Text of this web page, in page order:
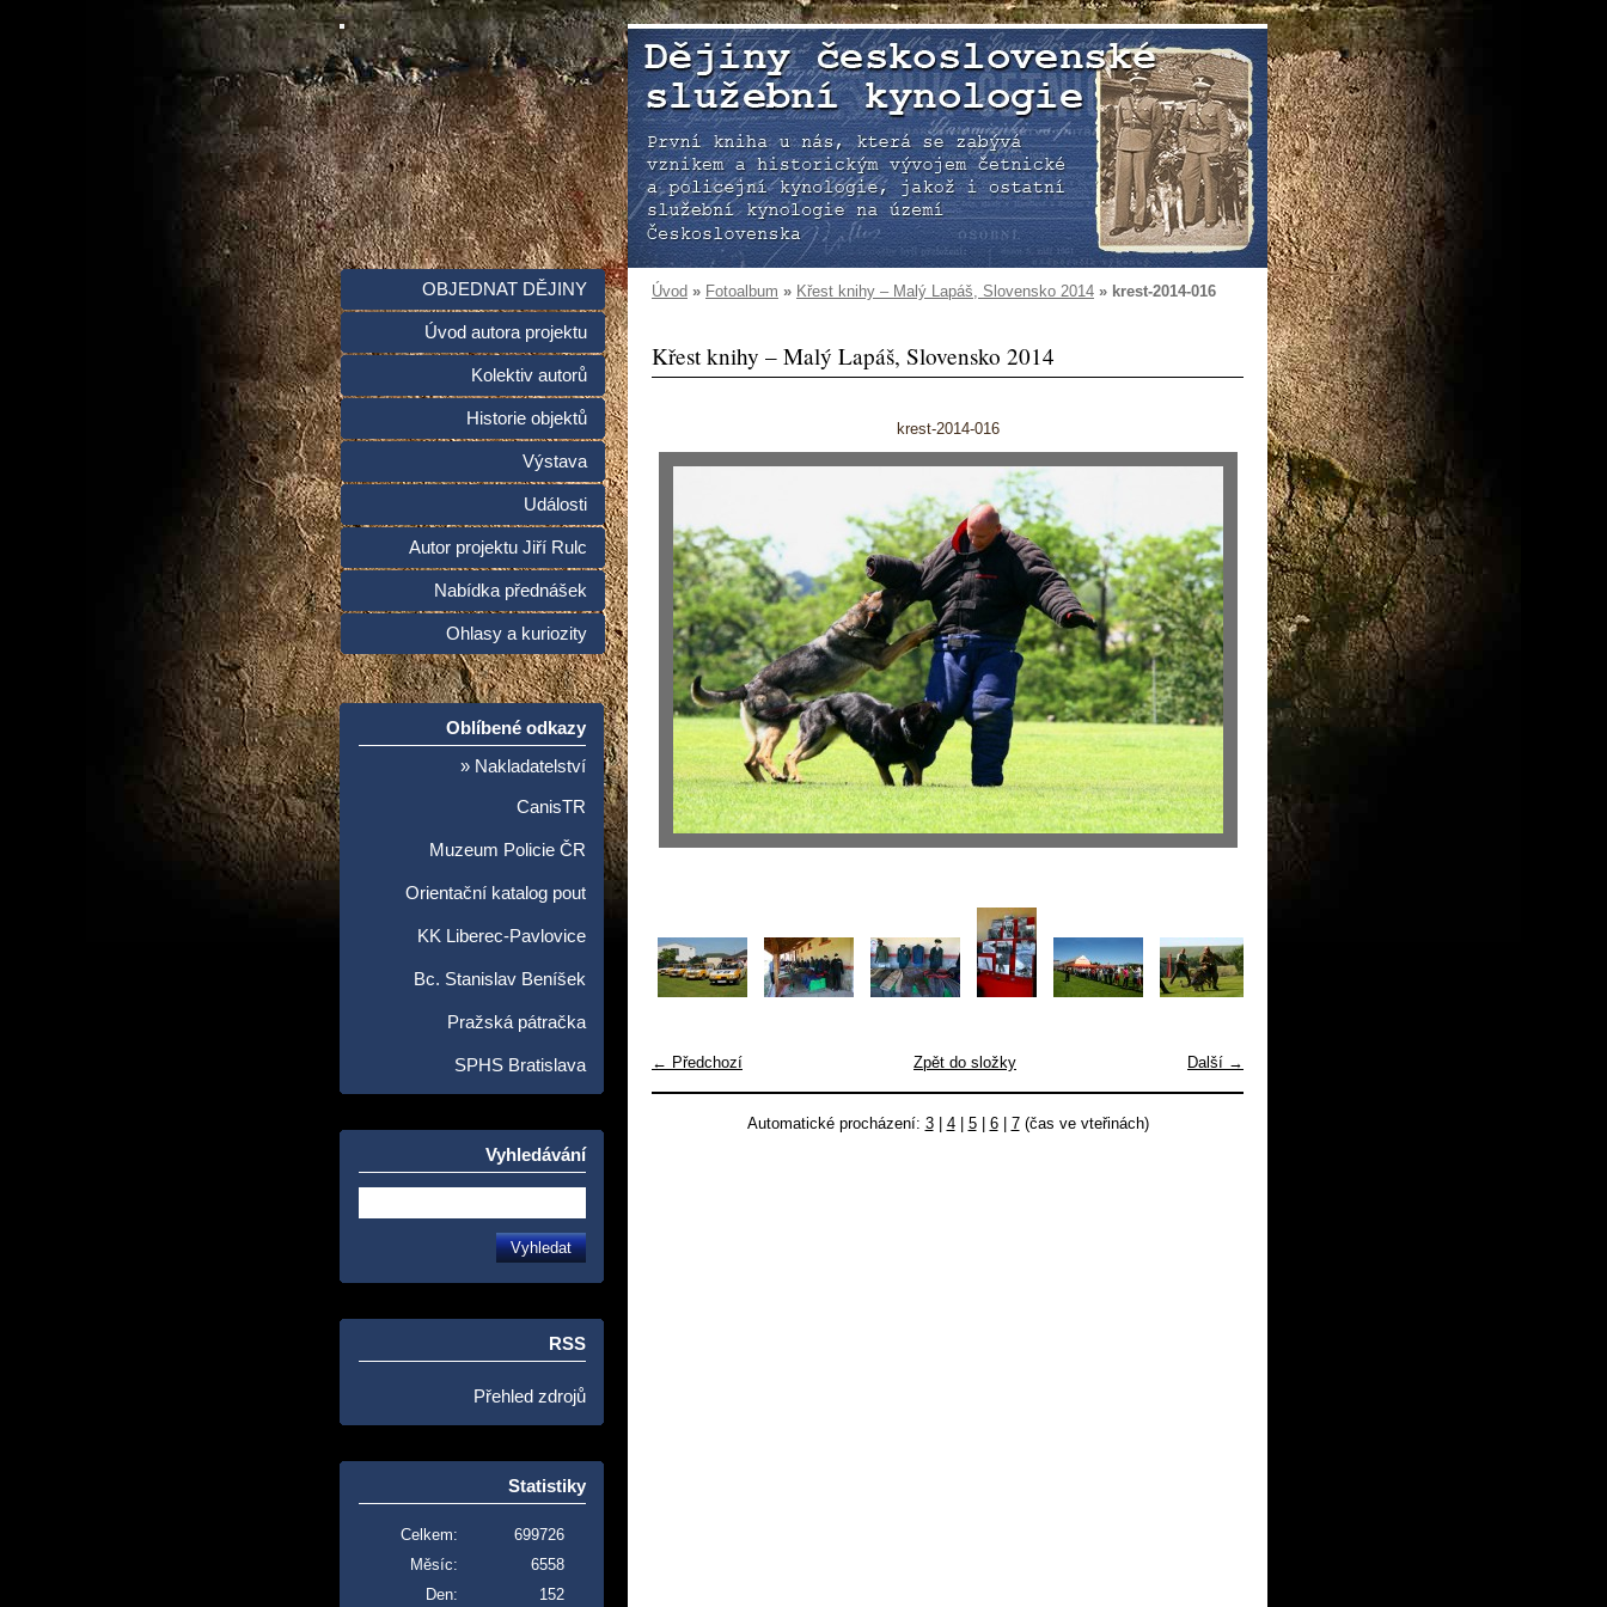
Úvod » Fotoalbum » Křest knihy – Malý Lapáš, Slovensko 2014 » krest-2014-016
Křest knihy – Malý Lapáš, Slovensko 2014
krest-2014-016
← Předchozí Další →
Zpět do složky
Automatické procházení: 3| 4| 5| 6| 7(čas ve vteřinách)
OBJEDNAT DĚJINY
Úvod autora projektu
Kolektiv autorů
Historie objektů
Výstava
Události
Autor projektu Jiří Rulc
Nabídka přednášek
Ohlasy a kuriozity
Oblíbené odkazy
» Nakladatelství
CanisTR
Muzeum Policie ČR
Orientační katalog pout
KK Liberec-Pavlovice
Bc. Stanislav Beníšek
Pražská pátračka
SPHS Bratislava
Vyhledávání
RSS
Přehled zdrojů
Statistiky
Celkem:
699726
Měsíc:
6558
Den:
152